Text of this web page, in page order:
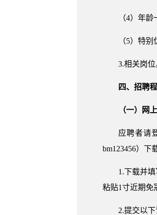
（4）年龄
（5）特
3.相关岗位
四、招聘
（一）网
应聘者请
bm123456）下
1.下载并
粘贴1寸近期免
2.提交以